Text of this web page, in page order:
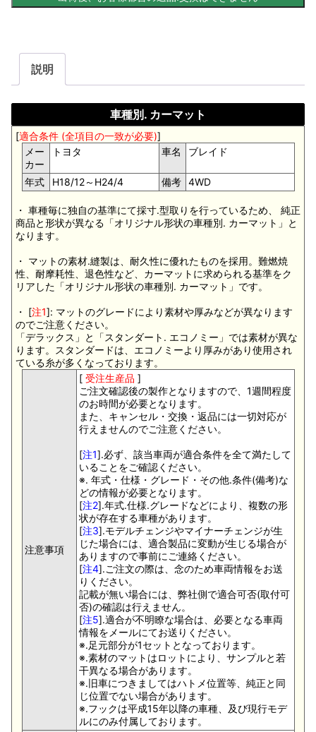
説明
車種別. カーマット
[適合条件 (全項目の一致が必要)]
メー
カー
トヨタ 車名 ブレイド
年式 H18/12～H24/4 備考 4WD
・ 車種毎に独自の基準にて採寸.型取りを行っているため、 純正
商品と形状が異なる「オリジナル形状の車種別. カーマット」と
なります。
・ マットの素材.縫製は、耐久性に優れたものを採用。難燃焼
性、耐摩耗性、退色性など、カーマットに求められる基準をク
リアした「オリジナル形状の車種別. カーマット」です。
・ [注1]: マットのグレードにより素材や厚みなどが異なります
のでご注意ください。
「デラックス」と「スタンダート. エコノミー」では素材が異な
ります。スタンダードは、エコノミーより厚みがあり使用され
ている糸が多くなっております。
注意事項
[ 受注生産品 ]
ご注文確認後の製作となりますので、1週間程度
のお時間が必要となります。
また、キャンセル・交換・返品には一切対応が
行えませんのでご注意ください。
[注1].必ず、該当車両が適合条件を全て満たして
いることをご確認ください。
※. 年式・仕様・グレード・その他.条件(備考)な
どの情報が必要となります。
[注2].年式.仕様.グレードなどにより、複数の形
状が存在する車種があります。
[注3].モデルチェンジやマイナーチェンジが生
じた場合には、適合製品に変動が生じる場合が
ありますので事前にご連絡ください。
[注4].ご注文の際は、念のため車両情報をお送
りください。
記載が無い場合には、弊社側で適合可否(取付可
否)の確認は行えません。
[注5].適合が不明瞭な場合は、必要となる車両
情報をメールにてお送りください。
※.足元部分が1セットとなっております。
※.素材のマットはロットにより、サンプルと若
干異なる場合があります。
※.旧車につきましてはハトメ位置等、純正と同
じ位置でない場合があります。
※.フックは平成15年以降の車種、及び現行モデ
ルにのみ付属しております。